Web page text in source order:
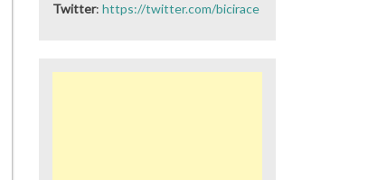
Twitter: https://twitter.com/bicirace